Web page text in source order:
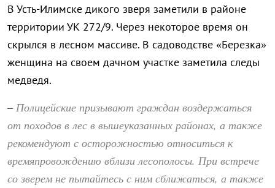
В Усть-Илимске дикого зверя заметили в районе
территории УК 272/9. Через некоторое время он
скрылся в лесном массиве. В садоводстве «Березка»
женщина на своем дачном участке заметила следы
медведя.
–Полицейские призывают граждан воздержаться
от походов в лес в вышеуказанных районах, а также
рекомендуют с осторожностью относиться к
времяпровождению вблизи лесополосы. При встрече
со зверем не пытайтесь с ним сближаться, а также